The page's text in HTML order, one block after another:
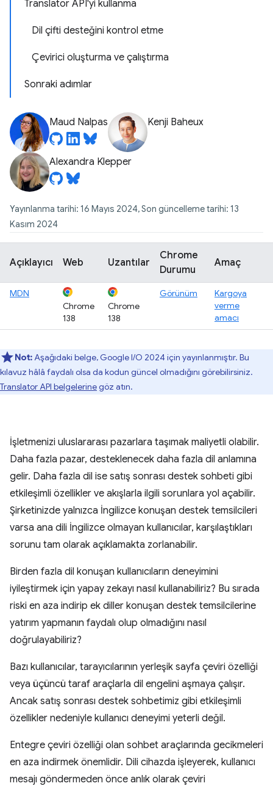
Translator API'yi kullanma
Dil çifti desteğini kontrol etme
Çevirici oluşturma ve çalıştırma
Sonraki adımlar
Maud Nalpas Kenji Baheux
Alexandra Klepper
Yayınlanma tarihi: 16 Mayıs 2024, Son güncelleme tarihi: 13
Kasım 2024
Açıklayıcı Web Uzantılar
Chrome
Durumu
Amaç
MDN
Chrome
138
Chrome
138
Görünüm
Kargoya
verme
amacı
Not:Aşağıdaki belge, Google I/O 2024 için yayınlanmıştır. Bu
kılavuz hâlâ faydalı olsa da kodun güncel olmadığını görebilirsiniz.
Translator API belgelerinegöz atın.
İşletmenizi uluslararası pazarlara taşımak maliyetli olabilir.
Daha fazla pazar, desteklenecek daha fazla dil anlamına
gelir. Daha fazla dil ise satış sonrası destek sohbeti gibi
etkileşimli özellikler ve akışlarla ilgili sorunlara yol açabilir.
Şirketinizde yalnızca İngilizce konuşan destek temsilcileri
varsa ana dili İngilizce olmayan kullanıcılar, karşılaştıkları
sorunu tam olarak açıklamakta zorlanabilir.
Birden fazla dil konuşan kullanıcıların deneyimini
iyileştirmek için yapay zekayı nasıl kullanabiliriz? Bu sırada
riski en aza indirip ek diller konuşan destek temsilcilerine
yatırım yapmanın faydalı olup olmadığını nasıl
doğrulayabiliriz?
Bazı kullanıcılar, tarayıcılarının yerleşik sayfa çeviri özelliği
veya üçüncü taraf araçlarla dil engelini aşmaya çalışır.
Ancak satış sonrası destek sohbetimiz gibi etkileşimli
özellikler nedeniyle kullanıcı deneyimi yeterli değil.
Entegre çeviri özelliği olan sohbet araçlarında gecikmeleri
en aza indirmek önemlidir. Dili cihazda işleyerek, kullanıcı
mesajı göndermeden önce anlık olarak çeviri